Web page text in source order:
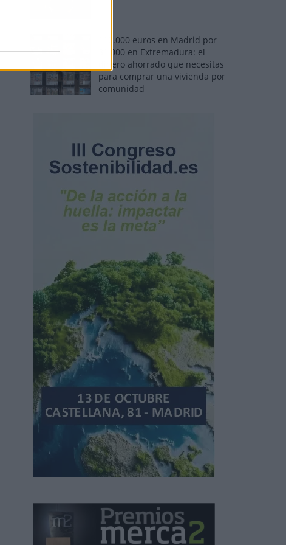
110.000 euros en Madrid por
31.000 en Extremadura: el
dinero ahorrado que necesitas
para comprar una vivienda por
comunidad